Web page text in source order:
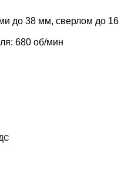
до 38 мм, сверлом до 16
680 об/мин